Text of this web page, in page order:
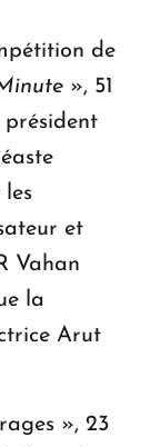
de
», 51
et
Vahan
la
Arut
», 23